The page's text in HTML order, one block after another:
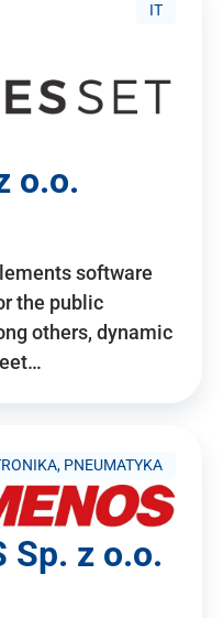
IT
o.o.
software
the public
others, dynamic
PNEUMATYKA
Sp. z o.o.